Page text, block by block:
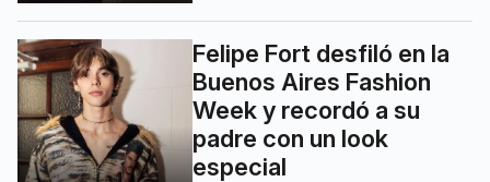
Felipe Fort desfiló en la
Buenos Aires Fashion
Week y recordó a su
padre con un look
especial